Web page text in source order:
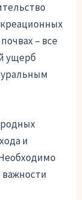
– все
ущерб
и